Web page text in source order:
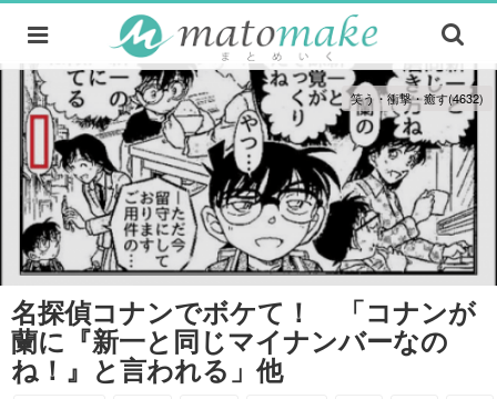
笑う・衝撃・癒す(4632)
名探偵コナンでボケて！ 「コナンが
蘭に『新一と同じマイナンバーなの
ね！』と言われる」他